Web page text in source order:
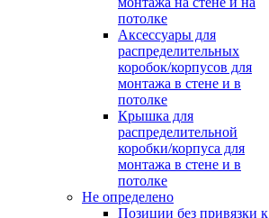
потолке
Аксессуары для
распределительных
коробок/корпусов для
монтажа в стене и в
потолке
Крышка для
распределительной
коробки/корпуса для
монтажа в стене и в
потолке
Не определено
Позиции без привязки к